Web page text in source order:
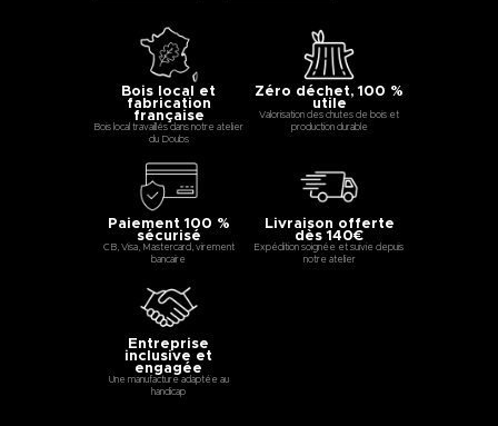
Bois local et
fabrication
française
Bois local travaillés dans notre atelier
du Doubs
Zéro déchet, 100 %
utile
Valorisation des chutes de bois et
production durable
Paiement 100 %
sécurisé
CB, Visa, Mastercard, virement
bancaire
Livraison offerte
dès 140€
Expédition soignée et suivie depuis
notre atelier
Entreprise
inclusive et
engagée
Une manufacture adaptée au
handicap